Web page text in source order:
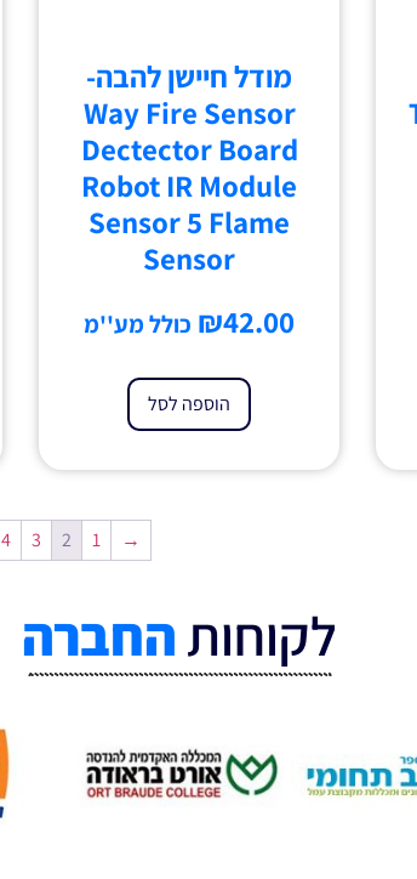
מודל חיישן להבה-
Way Fire Sensor
Dectector Board
Robot IR Module
Sensor 5 Flame
Sensor
₪42.00 כולל מע''מ
הוספה לסל
→
1
2
3
4
לקוחותהחברה